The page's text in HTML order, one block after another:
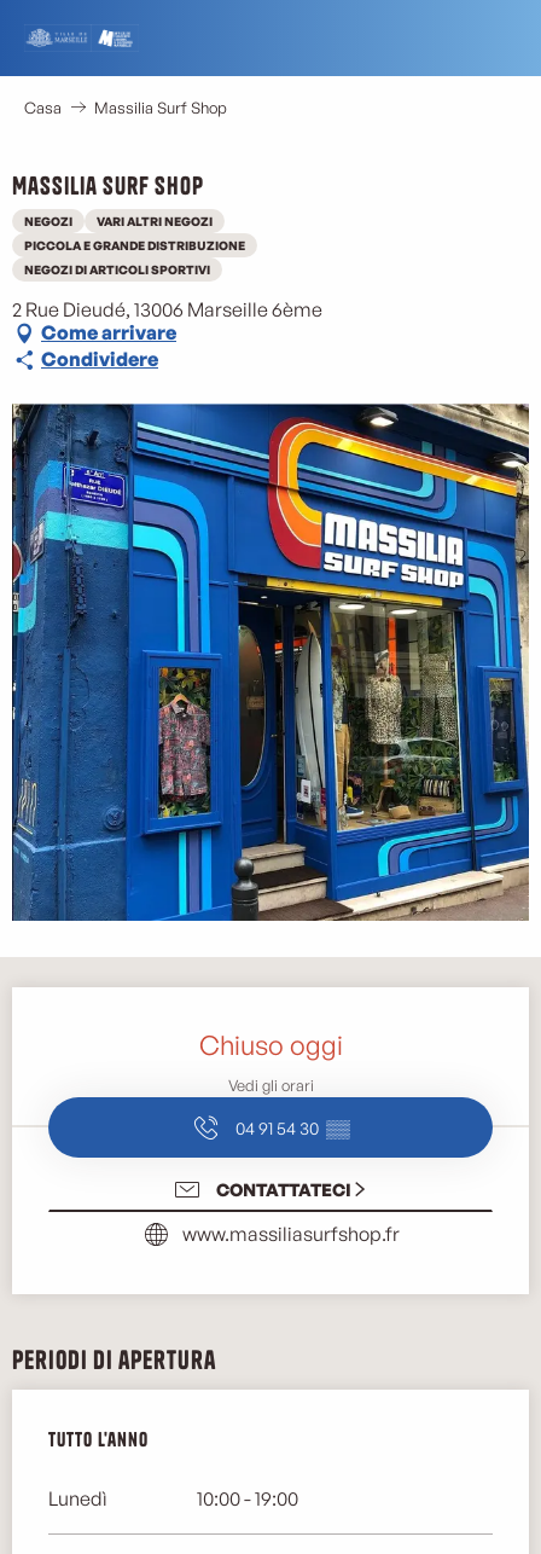
contenu
principal
Casa Massilia Surf Shop
Massilia Surf Shop
NEGOZI
VARI ALTRI NEGOZI
PICCOLA E GRANDE DISTRIBUZIONE
NEGOZI DI ARTICOLI SPORTIVI
2 Rue Dieudé, 13006 Marseille 6ème
Come arrivare
Condividere
Chiuso oggi
Vedi gli orari
04 91 54 30 ▒▒
CONTATTATECI
www.massiliasurfshop.fr
Periodi di apertura
Tutto l'anno
Tutto l'anno
Lunedì 10:00 - 19:00